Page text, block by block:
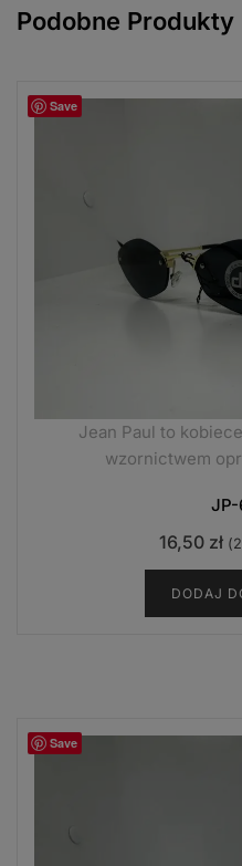
Podobne Produkty
Save
Jean Paul to
wzornictwem
JP-
16,50 zł (
DODAJ
Save